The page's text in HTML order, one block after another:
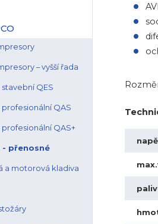
– vyšší řada
QES
QAS
QAS+
- přenosné
a motorová kladiva